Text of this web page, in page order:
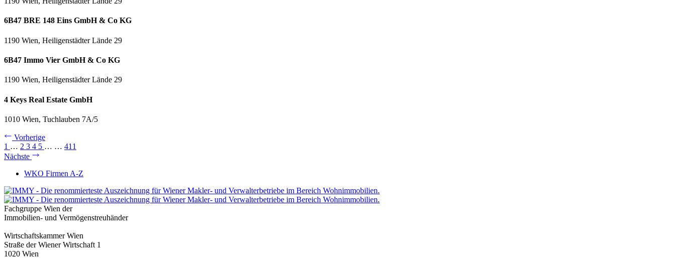
6B47 BRE 148 Eins GmbH & Co KG
1190 Wien, Heiligenstädter Lände 29
6B47 Immo Vier GmbH & Co KG
1190 Wien, Heiligenstädter Lände 29
4 Keys Real Estate GmbH
1010 Wien, Tuchlauben 7A/5
Vorherige
1 … 2 3 4 5 … … 411
Nächste
WKO Firmen A-Z
Fachgruppe Wien der
Immobilien- und Vermögenstreuhänder
Wirtschaftskammer Wien
Straße der Wiener Wirtschaft 1
1020 Wien